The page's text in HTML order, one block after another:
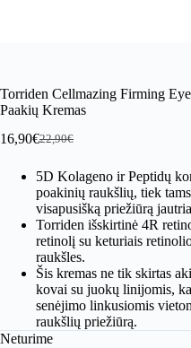
Torriden Cellmazing Firming
Paakių Kremas
22,90€
Original
was:
22,90€.
16,90€Current
is:
16,90€.
5D Kolageno ir Peptidų
poakinių raukšlių, tiek
visapusišką priežiūrą
Torriden išskirtinė 4R
retinolį su keturiais
raukšles.
Šis kremas ne tik skirtas
kovai su juokų linijomis,
senėjimo linkusiomis
raukšlių priežiūrą.
Neturime